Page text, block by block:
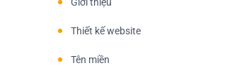
Giới thiệu
Thiết kế website
Tên miền